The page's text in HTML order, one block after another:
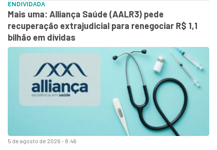
5 de agosto de 2026 - 8:46
ENDIVIDADA
Mais uma: Alliança Saúde (AALR3) pede
recuperação extrajudicial para renegociar R$ 1,1
bilhão em dívidas